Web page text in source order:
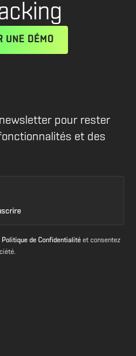
UNE DÉMO
pour rester
et des
Politique de Confidentialité et consentez